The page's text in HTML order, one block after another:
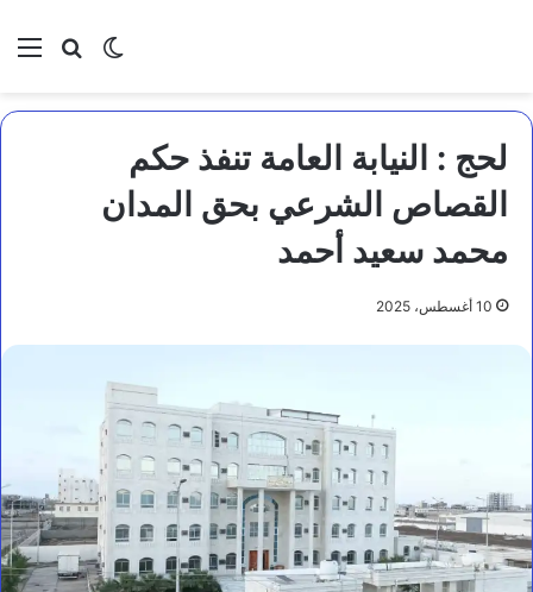
بحثالوضع
لحج : النيابة العامة تنفذ حكم
القصاص الشرعي بحق المدان
محمد سعيد أحمد
10 أغسطس، 2025